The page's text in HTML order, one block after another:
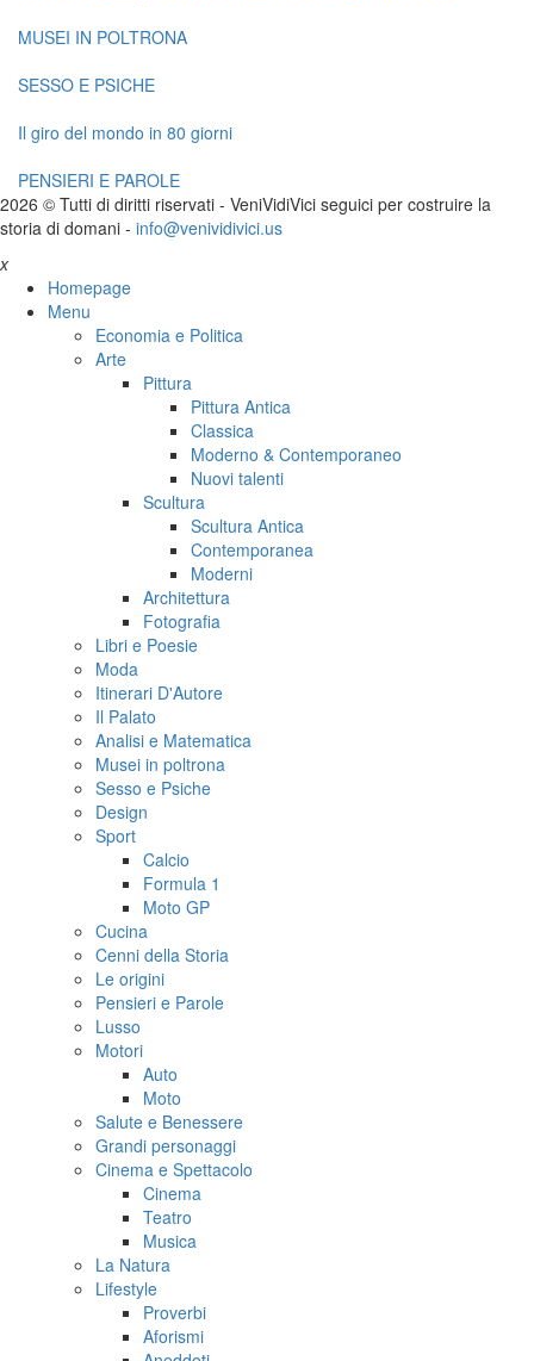
MUSEI IN POLTRONA
SESSO E PSICHE
Il giro del mondo in 80 giorni
PENSIERI E PAROLE
2026 © Tutti di diritti riservati - VeniVidiVici seguici per costruire la
storia di domani - info@venividivici.us
x
Homepage
Menu
Economia e Politica
Arte
Pittura
Pittura Antica
Classica
Moderno & Contemporaneo
Nuovi talenti
Scultura
Scultura Antica
Contemporanea
Moderni
Architettura
Fotografia
Libri e Poesie
Moda
Itinerari D'Autore
Il Palato
Analisi e Matematica
Musei in poltrona
Sesso e Psiche
Design
Sport
Calcio
Formula 1
Moto GP
Cucina
Cenni della Storia
Le origini
Pensieri e Parole
Lusso
Motori
Auto
Moto
Salute e Benessere
Grandi personaggi
Cinema e Spettacolo
Cinema
Teatro
Musica
La Natura
Lifestyle
Proverbi
Aforismi